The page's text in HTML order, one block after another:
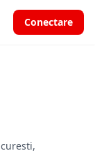
Conectare